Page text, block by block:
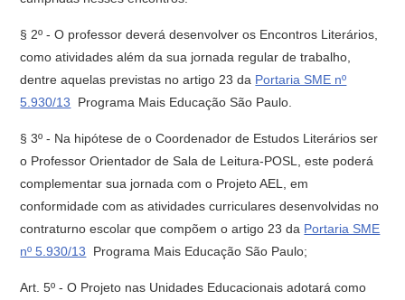
§ 2º - O professor deverá desenvolver os Encontros Literários,
como atividades além da sua jornada regular de trabalho,
dentre aquelas previstas no artigo 23 da Portaria SME nº
5.930/13  Programa Mais Educação São Paulo.
§ 3º - Na hipótese de o Coordenador de Estudos Literários ser
o Professor Orientador de Sala de Leitura-POSL, este poderá
complementar sua jornada com o Projeto AEL, em
conformidade com as atividades curriculares desenvolvidas no
contraturno escolar que compõem o artigo 23 da Portaria SME
nº 5.930/13  Programa Mais Educação São Paulo;
Art. 5º - O Projeto nas Unidades Educacionais adotará como